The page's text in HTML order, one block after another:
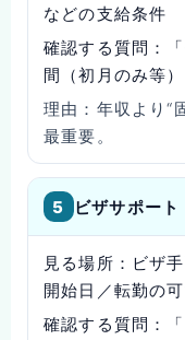
などの支給条件
確認する質問：
間（初月のみ等）
理由： 年収より“
最重要。
5 ビザサポー
見る場所： ビザ
開始日／転勤の
確認する質問：